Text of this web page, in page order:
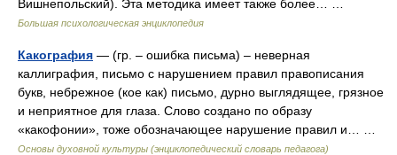
Вишнепольский). Эта методика имеет также более… …
Большая психологическая энциклопедия
Какография — (гр. – ошибка письма) – неверная
каллиграфия, письмо с нарушением правил правописания
букв, небрежное (кое как) письмо, дурно выглядящее, грязное
и неприятное для глаза. Слово создано по образу
«какофонии», тоже обозначающее нарушение правил и… …
Основы духовной культуры (энциклопедический словарь педагога)